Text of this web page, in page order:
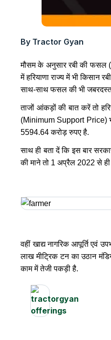
By Tractor Gyan
मौसम के अनुसार रबी की फसल
में हरियाणा राज्य में भी किसान
साथ-साथ फसल की भी
ताजों आंकड़ों की बात करें तो
(Minimum Support Price)
5594.64 करोड़ रुपए है.
साथ ही बता दें कि इस बार
की माने तो 1 अप्रैल 2022 से
वहीं खाद्य नागरिक आपूर्ति एवं
लाख मीट्रिक टन का उठान
काम में तेजी पकड़ी है.